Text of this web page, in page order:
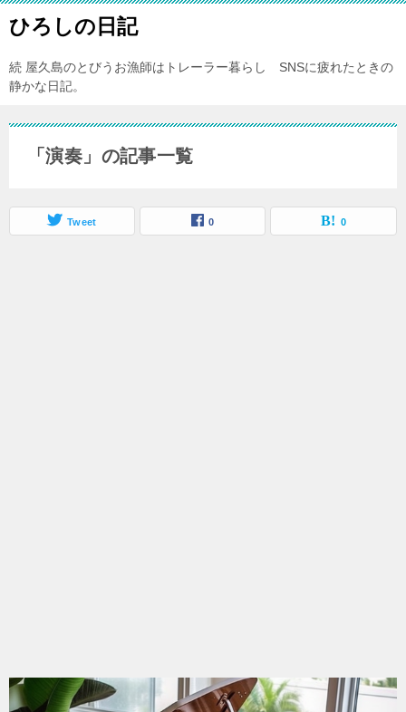
ひろしの日記
続 屋久島のとびうお漁師はトレーラー暮らし SNSに疲れたときの
静かな日記。
「演奏」の記事一覧
Tweet 0 0